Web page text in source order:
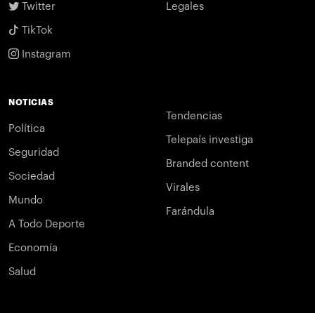
Twitter
TikTok
Instagram
Legales
NOTICIAS
Política
Seguridad
Sociedad
Mundo
A Todo Deporte
Economía
Salud
Tendencias
Telepaís investiga
Branded content
Virales
Farándula